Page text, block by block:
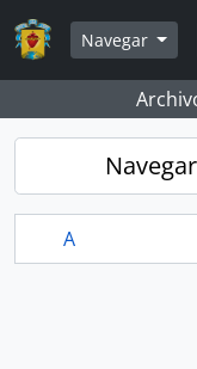
Skip to main content
Navegar
A